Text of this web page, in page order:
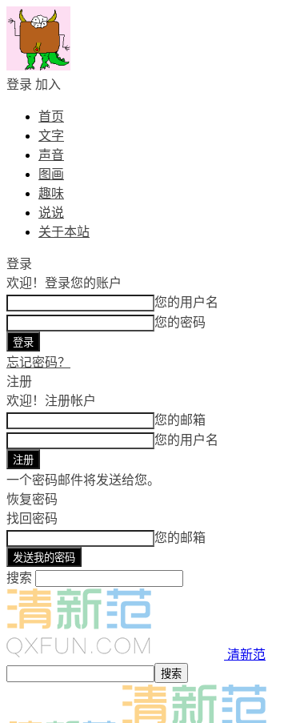
登录 加入
首页
文字
声音
图画
趣味
说说
关于本站
登录
欢迎！ 登录您的账户
您的用户名
您的密码
忘记密码？
注册
欢迎！ 注册帐户
您的邮箱
您的用户名
一个密码邮件将发送给您。
恢复密码
找回密码
您的邮箱
搜索
清新范